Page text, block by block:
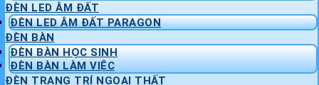
ĐÈN LED ÂM ĐẤT
ĐÈN LED ÂM ĐẤT PARAGON
ĐÈN BÀN
ĐÈN BÀN HỌC SINH
ĐÈN BÀN LÀM VIỆC
ĐÈN TRANG TRÍ NGOẠI THẤT